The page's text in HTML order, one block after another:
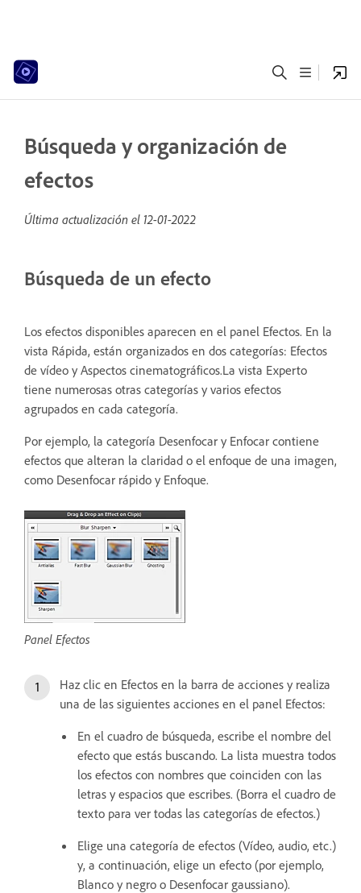
Búsqueda y organización de
efectos
Última actualización el 12-01-2022
Búsqueda de un efecto
Los efectos disponibles aparecen en el panel Efectos. En la
vista Rápida, están organizados en dos categorías: Efectos
de vídeo y Aspectos cinematográficos.La vista Experto
tiene numerosas otras categorías y varios efectos
agrupados en cada categoría.
Por ejemplo, la categoría Desenfocar y Enfocar contiene
efectos que alteran la claridad o el enfoque de una imagen,
como Desenfocar rápido y Enfoque.
Panel Efectos
Haz clic en Efectos en la barra de acciones y realiza
una de las siguientes acciones en el panel Efectos:
En el cuadro de búsqueda, escribe el nombre del
efecto que estás buscando. La lista muestra todos
los efectos con nombres que coinciden con las
letras y espacios que escribes. (Borra el cuadro de
texto para ver todas las categorías de efectos.)
Elige una categoría de efectos (Vídeo, audio, etc.)
y, a continuación, elige un efecto (por ejemplo,
Blanco y negro o Desenfocar gaussiano).